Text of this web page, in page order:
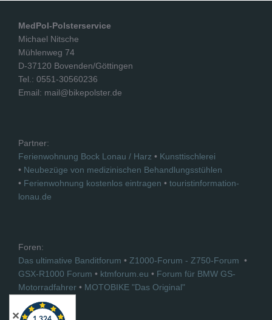
MedPol-Polsterservice
Michael Nitsche
Mühlenweg 74
D-37120 Bovenden/Göttingen
Tel.: 0551-30560236
Email: mail@bikepolster.de
Partner:
Ferienwohnung Bock Lonau / Harz • Kunsttischlerei
• Neubezüge von medizinischen Behandlungsstühlen
• Ferienwohnung kostenlos eintragen • touristinformation-
lonau.de
Foren:
Das ultimative Banditforum • Z1000-Forum - Z750-Forum •
GSX-R1000 Forum • ktmforum.eu • Forum für BMW GS-
Motorradfahrer • MOTOBIKE "Das Original"
✕